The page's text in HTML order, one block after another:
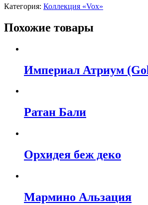
Категория: Коллекция «Vox»
Похожие товары
Империал Атриум
Ратан Бали
Орхидея беж деко
Мармино Альзация